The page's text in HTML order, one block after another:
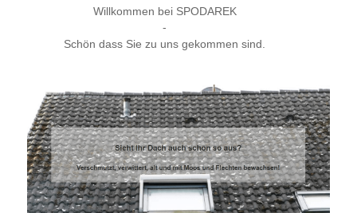
Willkommen bei SPODAREK
-
Schön dass Sie zu uns gekommen sind.